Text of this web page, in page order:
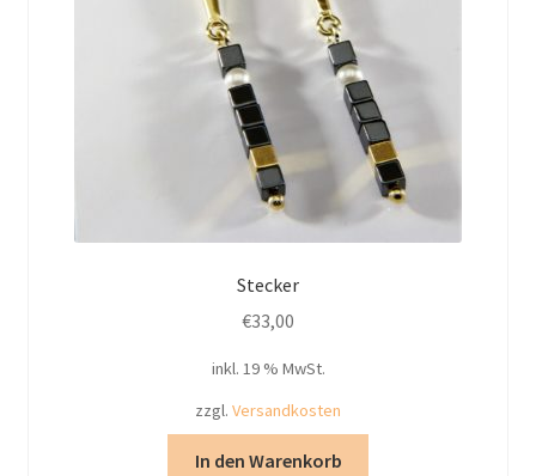
Stecker
€33,00
inkl. 19 % MwSt.
zzgl. Versandkosten
In den Warenkorb